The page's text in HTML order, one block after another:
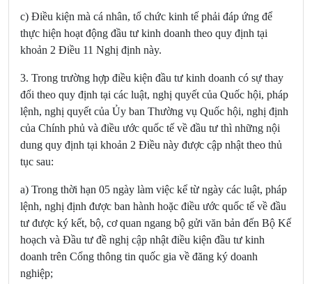
c) Điều kiện mà cá nhân, tổ chức kinh tế phải đáp ứng để
thực hiện hoạt động đầu tư kinh doanh theo quy định tại
khoản 2 Điều 11 Nghị định này.
3. Trong trường hợp điều kiện đầu tư kinh doanh có sự thay
đổi theo quy định tại các luật, nghị quyết của Quốc hội, pháp
lệnh, nghị quyết của Ủy ban Thường vụ Quốc hội, nghị định
của Chính phủ và điều ước quốc tế về đầu tư thì những nội
dung quy định tại khoản 2 Điều này được cập nhật theo thủ
tục sau:
a) Trong thời hạn 05 ngày làm việc kể từ ngày các luật, pháp
lệnh, nghị định được ban hành hoặc điều ước quốc tế về đầu
tư được ký kết, bộ, cơ quan ngang bộ gửi văn bản đến Bộ Kế
hoạch và Đầu tư đề nghị cập nhật điều kiện đầu tư kinh
doanh trên Cổng thông tin quốc gia về đăng ký doanh
nghiệp;